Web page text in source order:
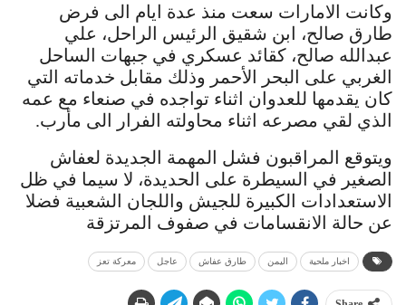
وكانت الامارات سعت منذ عدة ايام الى فرض
طارق صالح، ابن شقيق الرئيس الراحل، علي
عبدالله صالح، كقائد عسكري في جبهات الساحل
الغربي على البحر الأحمر وذلك مقابل خدماته التي
كان يقدمها للعدوان اثناء تواجده في صنعاء مع عمه
الذي لقي مصرعه اثناء محاولته الفرار الى مأرب.
ويتوقع المراقبون فشل المهمة الجديدة لعفاش
الصغير في السيطرة على الحديدة، لا سيما في ظل
الاستعدادات الكبيرة للجيش واللجان الشعبية فضلا
عن حالة الانقسامات في صفوف المرتزقة
اخبار ملحية اليمن طارق عفاش عاجل معركة تعز